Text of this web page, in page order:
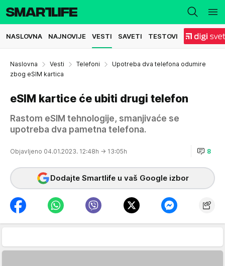
NASLOVNA NAJNOVIJE VESTI SAVETI TESTOVI
Naslovna Vesti Telefoni
Upotreba dva telefona odumire
zbog eSIM kartica
eSIM kartice će ubiti drugi telefon
Rastom eSIM tehnologije, smanjivaće se
upotreba dva pametna telefona.
Objavljeno 04.01.2023. 12:48h → 13:05h 8
Dodajte Smartlife u vaš Google izbor